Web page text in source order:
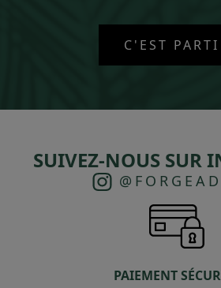
C'EST
SUIVEZ-NOUS SUR
PAIEMENT